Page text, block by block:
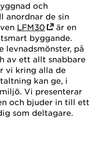
och
anordnar de sin
LFM30
är en
byggande.
levnadsmönster, på
av ett allt snabbare
vi kring alla de
kan ge, i
Vi presenterar
och bjuder in till ett
som deltagare.